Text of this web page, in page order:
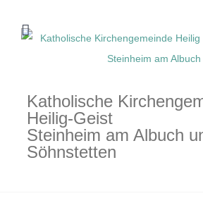
Inhalt
Katholische
Heilig-Geist
Steinheim am Albuch
Söhnstetten